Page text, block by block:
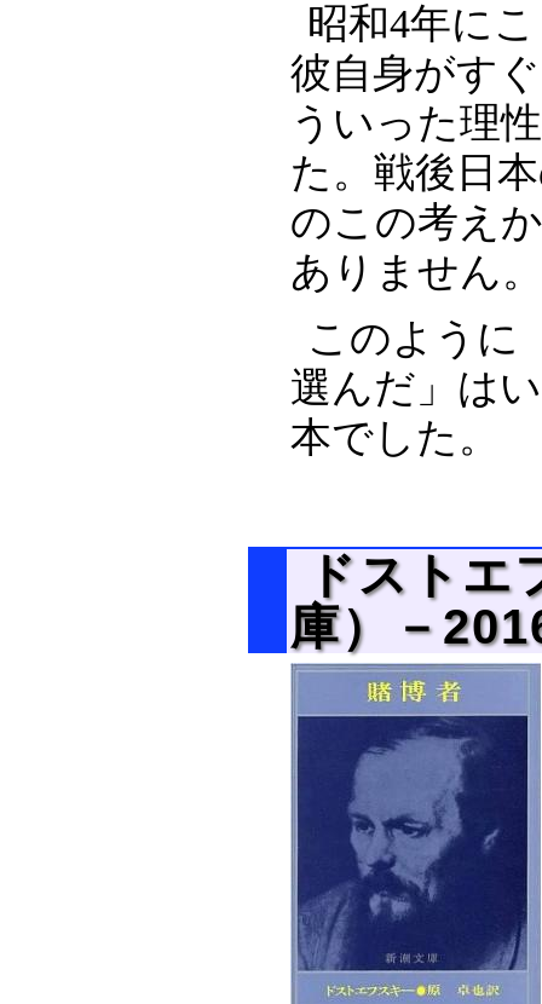
昭和4年に
彼自身がす
ういった理
た。戦後日
のこの考え
ありません。
このように
選んだ」は
本でした。
ドスト
庫）－